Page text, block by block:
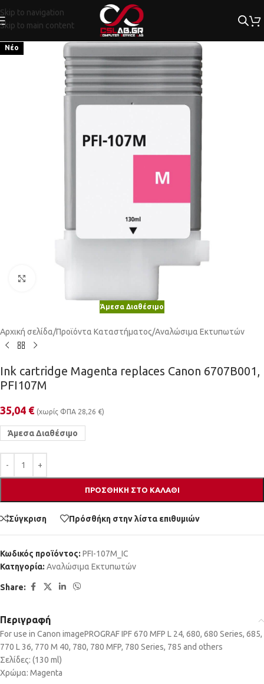
Skip to navigation
Skip to main content
Νέο
Άμεσα Διαθέσιμο
Αρχική σελίδα/Προϊόντα Καταστήματος/Αναλώσιμα Εκτυπωτών
Ink cartridge Magenta replaces Canon 6707B001,
PFI107M
35,04 € (χωρίς ΦΠΑ 28,26 €)
Άμεσα Διαθέσιμο
ΠΡΟΣΘΉΚΗ ΣΤΟ ΚΑΛΆΘΙ
Σύγκριση Πρόσθήκη στην λίστα επιθυμιών
Κωδικός προϊόντος: PFI-107M_IC
Κατηγορία: Αναλώσιμα Εκτυπωτών
Share:
Περιγραφή
For use in Canon imagePROGRAF IPF 670 MFP L 24, 680, 680 Series, 685,
770 L 36, 770 M 40, 780, 780 MFP, 780 Series, 785 and others
Σελίδες: (130 ml)
Χρώμα: Magenta